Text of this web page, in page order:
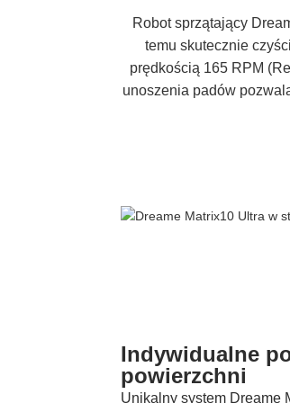
Robot sprzątający
temu skutecznie
prędkością 165 RPM
unoszenia padów
Indywidualne
powierzchni
Unikalny system Dreame